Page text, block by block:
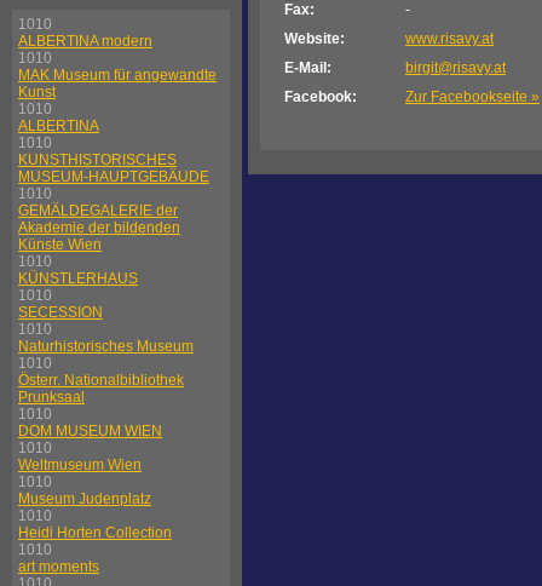
1010
ALBERTINA modern
1010
MAK Museum für angewandte
Kunst
1010
ALBERTINA
1010
KUNSTHISTORISCHES
MUSEUM-HAUPTGEBÄUDE
1010
GEMÄLDEGALERIE der
Akademie der bildenden
Künste Wien
1010
KÜNSTLERHAUS
1010
SECESSION
1010
Naturhistorisches Museum
1010
Österr. Nationalbibliothek
Prunksaal
1010
DOM MUSEUM WIEN
1010
Weltmuseum Wien
1010
Museum Judenplatz
1010
Heidi Horten Collection
1010
art moments
Fax:
-
Website:
www.risavy.at
E-Mail:
birgit@risavy.at
Facebook:
Zur Facebookseite »